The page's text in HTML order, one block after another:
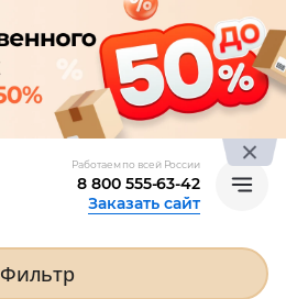
Работаем по всей России
8 800 555-63-42
Заказать сайт
Фильтр